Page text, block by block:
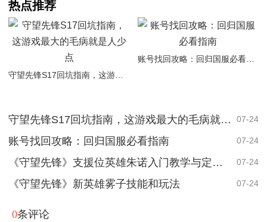
热点推荐
守望先锋S17回坑指南，这游戏最大的毛病就是人少点
账号找回攻略：回归国服必看指南
守望先锋S17回坑指南，这游戏最大的毛病就是人少点 07-24
账号找回攻略：回归国服必看指南 07-24
《守望先锋》支援位英雄朱诺入门教学与定位简析 07-24
《守望先锋》新英雄雾子技能和玩法 07-24
0条评论